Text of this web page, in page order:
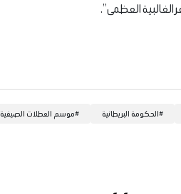
العظمى”.
#الحكومة البريطانية #موسم العطلات الصيفية